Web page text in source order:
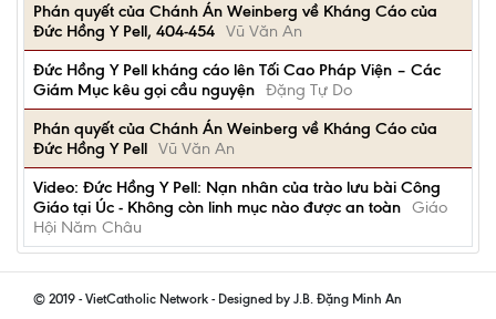
Phán quyết của Chánh Án Weinberg về Kháng Cáo của
Đức Hồng Y Pell, 404-454 Vũ Văn An
Đức Hồng Y Pell kháng cáo lên Tối Cao Pháp Viện – Các
Giám Mục kêu gọi cầu nguyện Đặng Tự Do
Phán quyết của Chánh Án Weinberg về Kháng Cáo của
Đức Hồng Y Pell Vũ Văn An
Video: Đức Hồng Y Pell: Nạn nhân của trào lưu bài Công
Giáo tại Úc - Không còn linh mục nào được an toàn Giáo
Hội Năm Châu
© 2019 - VietCatholic Network - Designed by J.B. Đặng Minh An